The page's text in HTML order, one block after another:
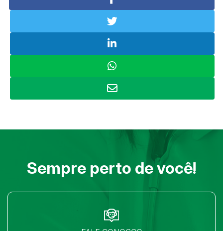
Sempre perto de você!